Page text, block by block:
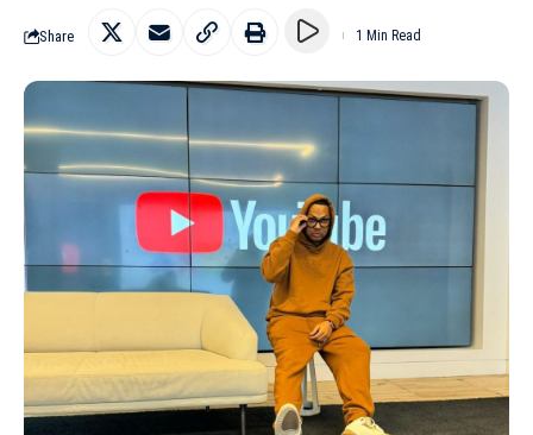
Share 1 Min Read